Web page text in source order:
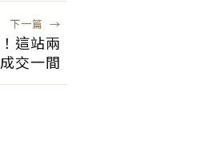
下一篇 →
這站兩
交一間